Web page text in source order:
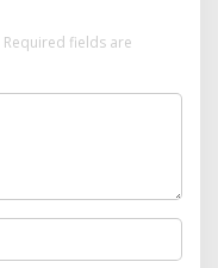
Required fields are